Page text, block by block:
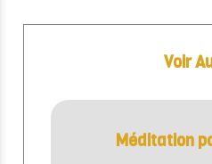
Voir
Méditation